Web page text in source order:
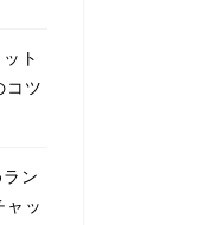
ト
コツ
ン
ャッ